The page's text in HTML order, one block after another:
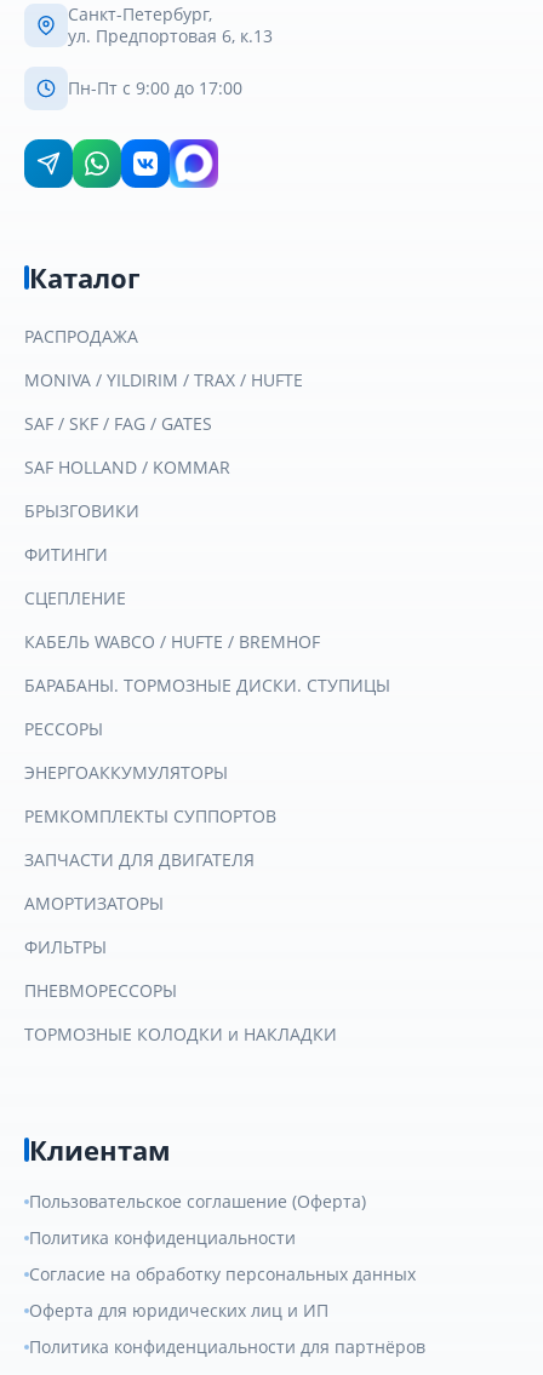
Санкт-Петербург,
ул. Предпортовая 6, к.13
Пн-Пт с 9:00 до 17:00
Каталог
РАСПРОДАЖА
MONIVA / YILDIRIM / TRAX / HUFTE
SAF / SKF / FAG / GATES
SAF HOLLAND / KOMMAR
БРЫЗГОВИКИ
ФИТИНГИ
СЦЕПЛЕНИЕ
КАБЕЛЬ WABCO / HUFTE / BREMHOF
БАРАБАНЫ. ТОРМОЗНЫЕ ДИСКИ. СТУПИЦЫ
РЕССОРЫ
ЭНЕРГОАККУМУЛЯТОРЫ
РЕМКОМПЛЕКТЫ СУППОРТОВ
ЗАПЧАСТИ ДЛЯ ДВИГАТЕЛЯ
АМОРТИЗАТОРЫ
ФИЛЬТРЫ
ПНЕВМОРЕССОРЫ
ТОРМОЗНЫЕ КОЛОДКИ и НАКЛАДКИ
Клиентам
Пользовательское соглашение (Оферта)
Политика конфиденциальности
Согласие на обработку персональных данных
Оферта для юридических лиц и ИП
Политика конфиденциальности для партнёров